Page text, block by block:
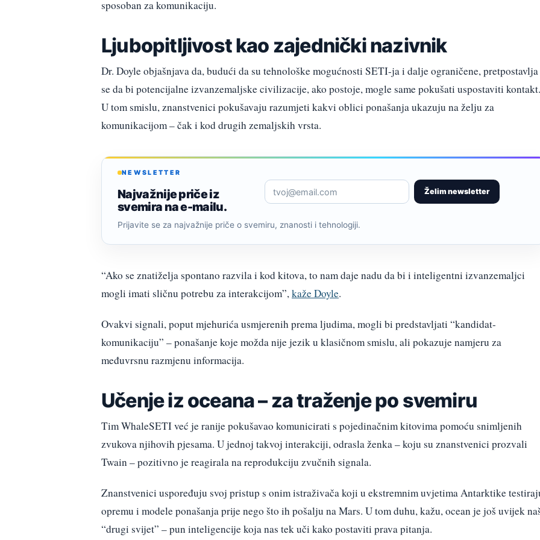
sposoban za komunikaciju.
Ljubopitljivost kao zajednički nazivnik
Dr. Doyle objašnjava da, budući da su tehnološke mogućnosti SETI-ja i dalje ograničene, pretpostavlja
se da bi potencijalne izvanzemaljske civilizacije, ako postoje, mogle same pokušati uspostaviti kontakt.
U tom smislu, znanstvenici pokušavaju razumjeti kakvi oblici ponašanja ukazuju na želju za
komunikacijom – čak i kod drugih zemaljskih vrsta.
NEWSLETTER
Najvažnije priče iz
svemira na e-mailu.
Želim newsletter
Prijavite se za najvažnije priče o svemiru, znanosti i tehnologiji.
“Ako se znatiželja spontano razvila i kod kitova, to nam daje nadu da bi i inteligentni izvanzemaljci
mogli imati sličnu potrebu za interakcijom”,kaže Doyle.
Ovakvi signali, poput mjehurića usmjerenih prema ljudima, mogli bi predstavljati “kandidat-
komunikaciju” – ponašanje koje možda nije jezik u klasičnom smislu, ali pokazuje namjeru za
međuvrsnu razmjenu informacija.
Učenje iz oceana – za traženje po svemiru
Tim WhaleSETI već je ranije pokušavao komunicirati s pojedinačnim kitovima pomoću snimljenih
zvukova njihovih pjesama. U jednoj takvoj interakciji, odrasla ženka – koju su znanstvenici prozvali
Twain – pozitivno je reagirala na reprodukciju zvučnih signala.
Znanstvenici uspoređuju svoj pristup s onim istraživača koji u ekstremnim uvjetima Antarktike
opremu i modele ponašanja prije nego što ih pošalju na Mars. U tom duhu, kažu, ocean je još uvijek
“drugi svijet” – pun inteligencije koja nas tek uči kako postaviti prava pitanja.